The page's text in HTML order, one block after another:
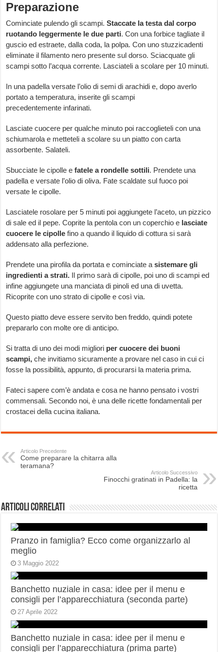
Preparazione
Cominciate pulendo gli scampi.Staccate la testa dal corpo
ruotando leggermente le due parti. Con una forbice tagliate il
guscio ed estraete, dalla coda, la polpa. Con uno stuzzicadenti
eliminate il filamento nero presente sul dorso. Sciacquate gli
scampi sotto l’acqua corrente. Lasciateli a scolare per 10 minuti.
In una padella versate l’olio di semi di arachidi e, dopo averlo
portato a temperatura, inserite gli scampi
precedentemente infarinati.
Lasciate cuocere per qualche minuto poi raccoglieteli con una
schiumarola e metteteli a scolare su un piatto con carta
assorbente. Salateli.
Sbucciate le cipolle efatele a rondelle sottili. Prendete una
padella e versate l’olio di oliva. Fate scaldate sul fuoco poi
versate le cipolle.
Lasciatele rosolare per 5 minuti poi aggiungete l’aceto, un pizzico
di sale ed il pepe. Coprite la pentola con un coperchio e lasciate
cuocere le cipolle fino a quando il liquido di cottura si sarà
addensato alla perfezione.
Prendete una pirofila da portata e cominciate asistemare gli
ingredienti a strati. Il primo sarà di cipolle, poi uno di scampi ed
infine aggiungete una manciata di pinoli ed una di uvetta.
Ricoprite con uno strato di cipolle e così via.
Questo piatto deve essere servito ben freddo, quindi potete
prepararlo con molte ore di anticipo.
Si tratta di uno dei modi migliori per cuocere dei buoni
scampi,che invitiamo sicuramente a provare nel caso in cui ci
fosse la possibilità, appunto, di procurarsi la materia prima.
Fateci sapere com’è andata e cosa ne hanno pensato i vostri
commensali. Secondo noi, è una delle ricette fondamentali per
crostacei della cucina italiana.
Articolo Precedente
Come preparare la chitarra alla
teramana?
Articolo Successivo
Finocchi gratinati in Padella: la
ricetta
Articoli correlati
Pranzo in famiglia? Ecco come organizzarlo al
meglio
3 Maggio 2022
Banchetto nuziale in casa: idee per il menu e
consigli per l’apparecchiatura (seconda parte)
27 Aprile 2022
Banchetto nuziale in casa: idee per il menu e
consigli per l’apparecchiatura (prima parte)